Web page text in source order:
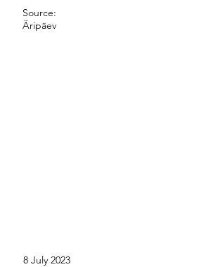
Äripäev
Source:
8 July 2023